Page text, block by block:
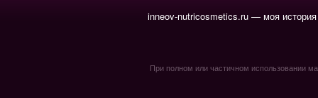
inneov-nutricosmetics.ru — моя
При полном или частичном использовании